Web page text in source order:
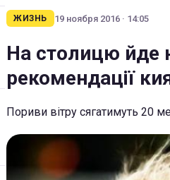
ЖИЗНЬ 19 ноября 2016 · 14:05
На столицю йде
рекомендації
Пориви вітру сягатимуть 20